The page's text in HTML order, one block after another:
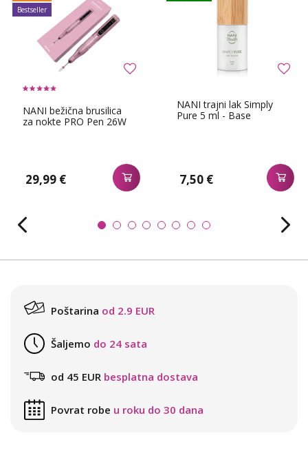
NANI bežična brusilica
za nokte PRO Pen 26W
29,99 €
Bestseller
NANI trajni lak Simply
Pure 5 ml - Base
7,50 €
Poštarina od 2.9 EUR
Šaljemo do 24 sata
od 45 EUR besplatna dostava
Povrat robe u roku do 30 dana